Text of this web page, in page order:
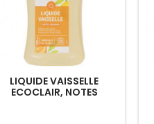
LIQUIDE VAISSELLE
ECOCLAIR, NOTES